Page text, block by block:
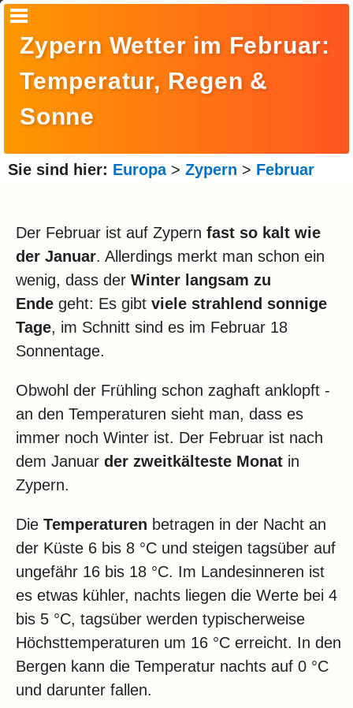
Amerika
Asien
Ozeanien
Arktis
Antarktis
Reisemonat
Klima
Impressum & Datenschutz
Zypern Wetter im Februar:
Temperatur, Regen &
Sonne
Sie sind hier: Europa> Zypern > Februar
Der Februar ist auf Zypern fast so kalt wie
der Januar. Allerdings merkt man schon ein
wenig, dass der Winter langsam zu
Ende geht: Es gibt viele strahlend sonnige
Tage, im Schnitt sind es im Februar 18
Sonnentage.
Obwohl der Frühling schon zaghaft anklopft -
an den Temperaturen sieht man, dass es
immer noch Winter ist. Der Februar ist nach
dem Januar der zweitkälteste Monat in
Zypern.
Die Temperaturen betragen in der Nacht an
der Küste 6 bis 8 °C und steigen tagsüber auf
ungefähr 16 bis 18 °C. Im Landesinneren ist
es etwas kühler, nachts liegen die Werte bei 4
bis 5 °C, tagsüber werden typischerweise
Höchsttemperaturen um 16 °C erreicht. In den
Bergen kann die Temperatur nachts auf 0 °C
und darunter fallen.